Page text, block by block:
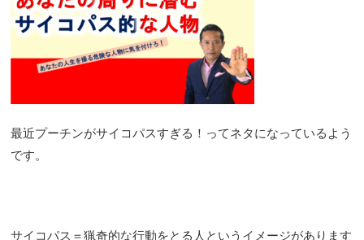
最近プーチンがサイコパスすぎる！ってネタになっているよう
です。
サイコパス＝猟奇的な行動をとる人というイメージがあります